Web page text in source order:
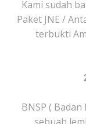
Kami sudah
Paket JNE /
terbukti
BNSP (